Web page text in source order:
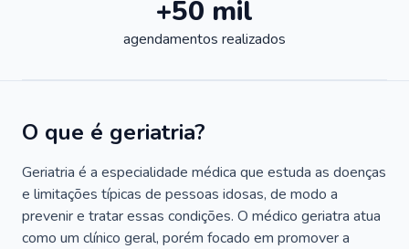
+50 mil
agendamentos realizados
O que é geriatria?
Geriatria é a especialidade médica que estuda as doenças
e limitações típicas de pessoas idosas, de modo a
prevenir e tratar essas condições. O médico geriatra atua
como um clínico geral, porém focado em promover a